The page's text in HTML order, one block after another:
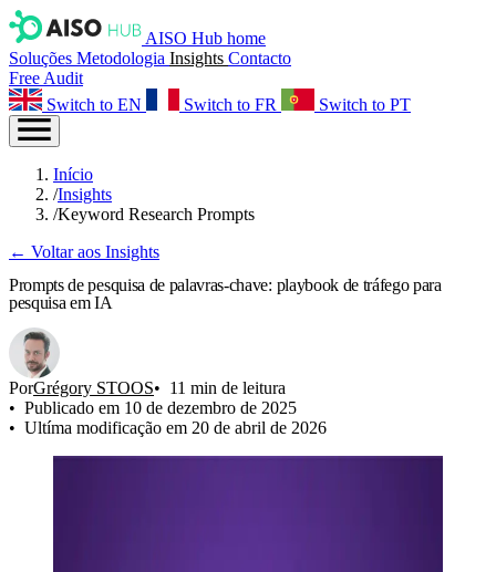
AISO Hub home
Soluções Metodologia Insights Contacto
Free Audit
Switch to EN
Switch to FR Switch to PT
Início
/Insights
/Keyword Research Prompts
← Voltar aos Insights
Prompts de pesquisa de palavras-chave: playbook de tráfego para
pesquisa em IA
PorGrégory STOOS
11 min de leitura
Publicado em 10 de dezembro de 2025
Ultíma modificação em 20 de abril de 2026